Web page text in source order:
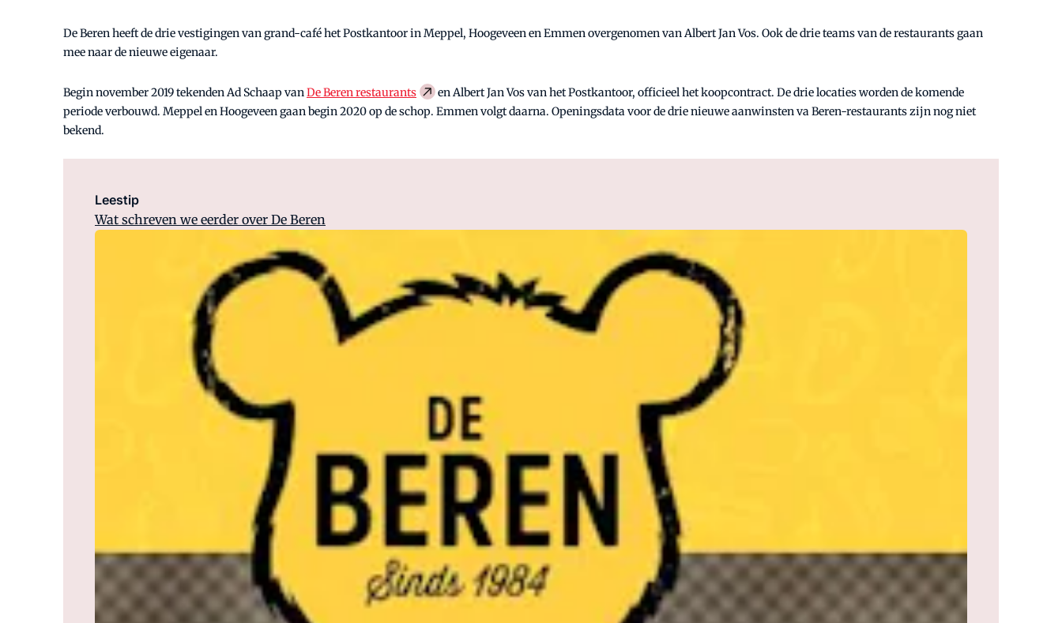
De Beren heeft de drie vestigingen van grand-café het Postkantoor in Meppel, Hoogeveen en Emmen overgenomen van Albert Jan Vos. Ook de drie teams van de restaurants gaan
mee naar de nieuwe eigenaar.
Begin november 2019 tekenden Ad Schaap vanDe Beren restaurants
en Albert Jan Vos van het Postkantoor, officieel het koopcontract. De drie locaties worden de komende
periode verbouwd. Meppel en Hoogeveen gaan begin 2020 op de schop. Emmen volgt daarna. Openingsdata voor de drie nieuwe aanwinsten va Beren-restaurants zijn nog niet
bekend.
Leestip
Wat schreven we eerder over De Beren